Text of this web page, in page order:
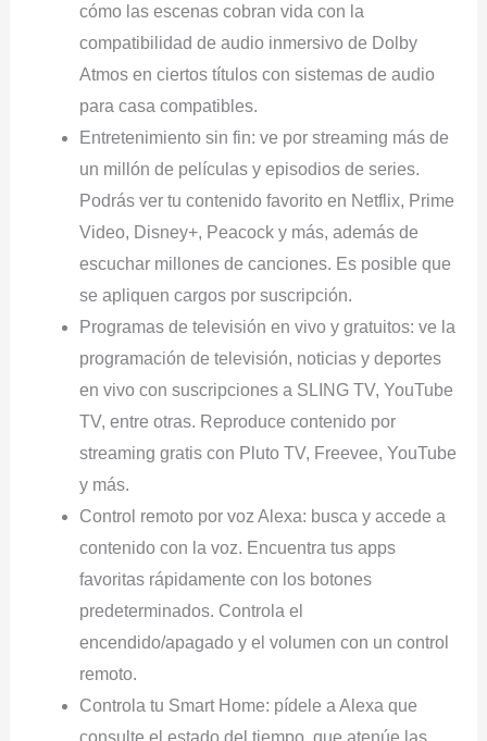
cómo las escenas cobran vida con la
compatibilidad de audio inmersivo de Dolby
Atmos en ciertos títulos con sistemas de audio
para casa compatibles.
Entretenimiento sin fin: ve por streaming más de
un millón de películas y episodios de series.
Podrás ver tu contenido favorito en Netflix, Prime
Video, Disney+, Peacock y más, además de
escuchar millones de canciones. Es posible que
se apliquen cargos por suscripción.
Programas de televisión en vivo y gratuitos: ve la
programación de televisión, noticias y deportes
en vivo con suscripciones a SLING TV, YouTube
TV, entre otras. Reproduce contenido por
streaming gratis con Pluto TV, Freevee, YouTube
y más.
Control remoto por voz Alexa: busca y accede a
contenido con la voz. Encuentra tus apps
favoritas rápidamente con los botones
predeterminados. Controla el
encendido/apagado y el volumen con un control
remoto.
Controla tu Smart Home: pídele a Alexa que
consulte el estado del tiempo, que atenúe las